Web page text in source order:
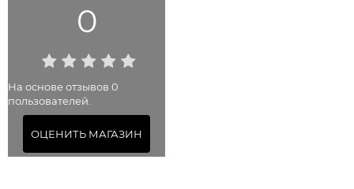
0
На основе отзывов 0
пользователей.
ОЦЕНИТЬ МАГАЗИН